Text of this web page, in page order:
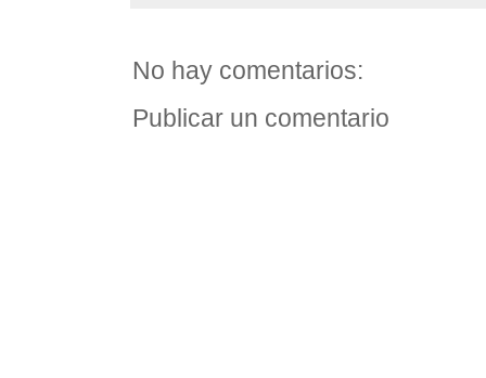
No hay comentarios:
Publicar un comentario